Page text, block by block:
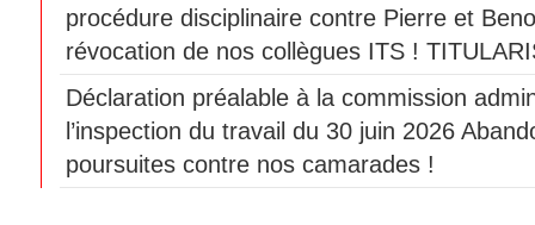
procédure disciplinaire contre Pierre et
révocation de nos collègues ITS !
Déclaration préalable à la commission
l’inspection du travail du 30 juin 2026
poursuites contre nos camarades !